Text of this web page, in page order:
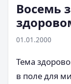
Восемь
01.01.2000
Тема
в поле для